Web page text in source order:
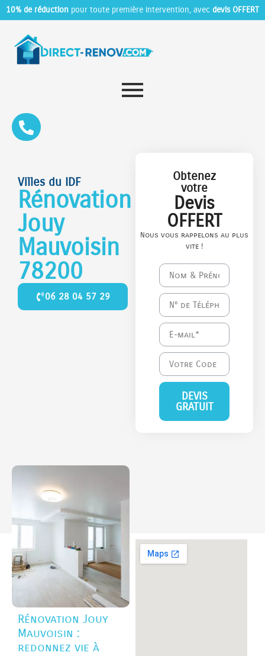
10% de réduction pour toute première intervention, avec devis OFFERT
Villes du IDF
Rénovation
Jouy
Mauvoisin
78200
06 28 04 57 29
Obtenez
votre
Devis
OFFERT
Nous vous rappelons au plus
vite !
DEVIS
GRATUIT
Rénovation Jouy
Mauvoisin :
redonnez vie à